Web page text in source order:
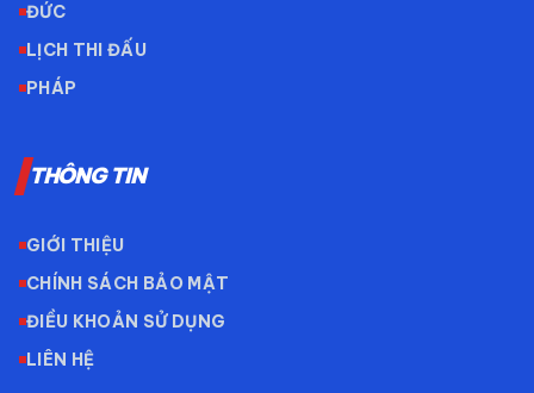
ĐỨC
LỊCH THI ĐẤU
PHÁP
THÔNG TIN
GIỚI THIỆU
CHÍNH SÁCH BẢO MẬT
ĐIỀU KHOẢN SỬ DỤNG
LIÊN HỆ